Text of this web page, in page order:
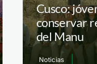
Cusco:
conservar
del Manu
Noticias